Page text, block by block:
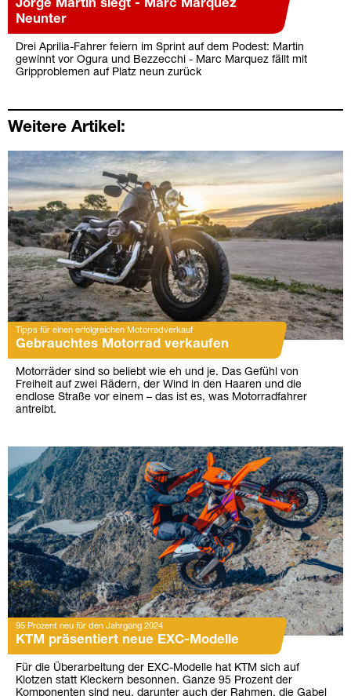
Jorge Martin siegt - Marc Marquez
Neunter
Drei Aprilia-Fahrer feiern im Sprint auf dem Podest: Martin
gewinnt vor Ogura und Bezzecchi - Marc Marquez fällt mit
Gripproblemen auf Platz neun zurück
Weitere Artikel:
Tipps für einen erfolgreichen Motorradverkauf
Gebrauchtes Motorrad verkaufen
Motorräder sind so beliebt wie eh und je. Das Gefühl von
Freiheit auf zwei Rädern, der Wind in den Haaren und die
endlose Straße vor einem – das ist es, was Motorradfahrer
antreibt.
95 Prozent neu für den Jahrgang 2024
KTM präsentiert neue EXC-Modelle
Für die Überarbeitung der EXC-Modelle hat KTM sich auf
Klotzen statt Kleckern besonnen. Ganze 95 Prozent der
Komponenten sind neu, darunter auch der Rahmen, die Gabel